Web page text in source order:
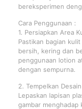
bereksperimen
Cara Penggunaan :
1. Persiapkan Area
Pastikan bagian
bersih, kering dan
penggunaan lotion
dengan sempurna.
2. Tempelkan
Lepaskan lapisan
gambar